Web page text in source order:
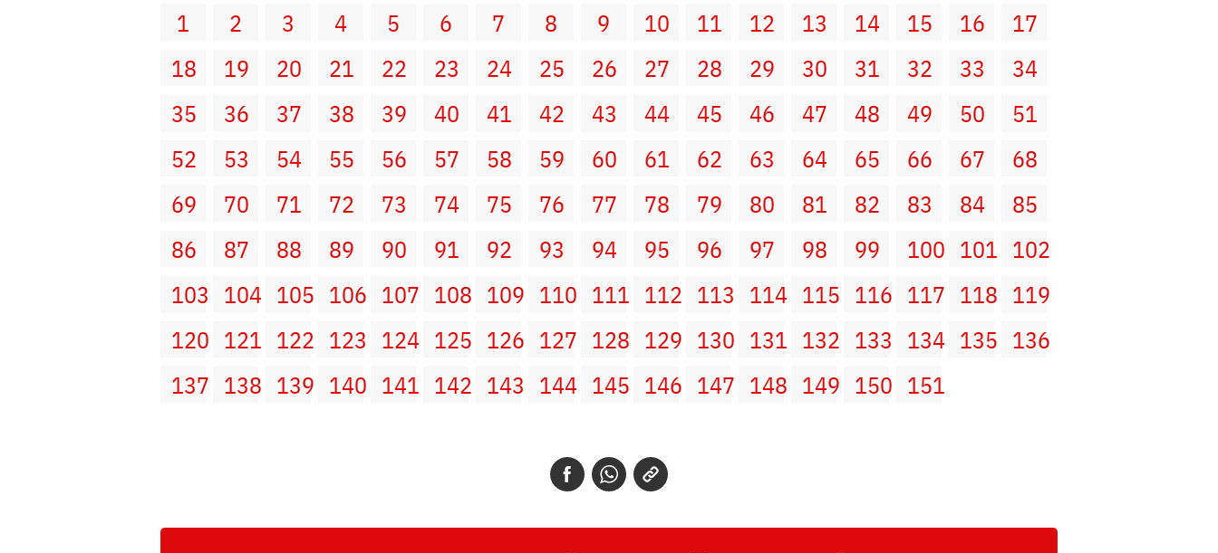
1 2 3 4 5 6 7 8 9 10 11 12 13 14 15 16
17
18
19 20 21 22 23 24 25 26 27 28 29 30 31 32 33
34
35
36 37 38 39 40 41 42 43 44 45 46 47 48 49 50
51
52
53 54 55 56 57 58 59 60 61 62 63 64 65 66 67
68
69
70 71 72 73 74 75 76 77 78 79 80 81 82 83 84
85
86
87 88 89 90 91 92 93 94 95 96 97 98 99 100 101 102
103 104 105 106 107 108 109 110 111 112 113 114 115 116 117 118 119
120 121 122 123 124 125 126 127 128 129 130 131 132 133 134 135 136
137 138 139 140 141 142 143 144 145 146 147 148 149 150 151